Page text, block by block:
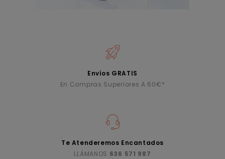
Envíos GRATIS
En Compras Superiores A 60€*
Te Atenderemos Encantados
LLÁMANOS 636 571 987